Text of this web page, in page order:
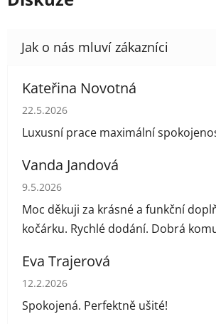
Kateřina Novotná
Hodnocení obchodu je 5 z 5
22.5.2026
Luxusní prace maximální
Vanda Jandová
Hodnocení obchodu je 5 z 5
9.5.2026
Moc děkuji za krásné a funkční
kočárku. Rychlé dodání. Dobrá
Eva Trajerová
Hodnocení obchodu je 5 z 5
12.2.2026
Spokojená. Perfektně ušité!